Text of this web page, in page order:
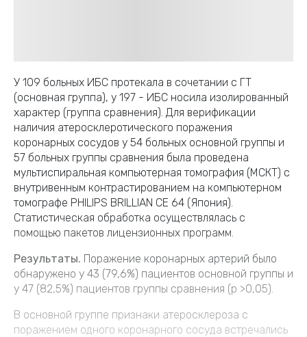
У 109 больных ИБС протекала в сочетании с ГТ
(основная группа), у 197 - ИБС носила изолированный
характер (группа сравнения). Для верификации
наличия атеросклеротического поражения
коронарных сосудов у 54 больных основной группы и
57 больных группы сравнения была проведена
мультиспиральная компьютерная томография (МСКТ) с
внутривенным контрастированием на компьютерном
томографе PHILIPS BRILLIAN CE 64 (Япония).
Статистическая обработка осуществлялась с
помощью пакетов лицензионных программ.
Результаты. Поражение коронарных артерий было
обнаружено у 43 (79,6%) пациентов основной группы и
у 47 (82,5%) пациентов группы сравнения (р >0,05).
В основной группе признаки атеросклероза с
поражением одного коронарного сосуда встречались